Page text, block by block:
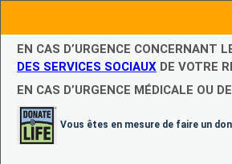
EN CAS D’URGENCE CONCERNANT
DES SERVICES SOCIAUX DE VOTRE
EN CAS D’URGENCE MÉDICALE OU
Vous êtes en mesure de faire un